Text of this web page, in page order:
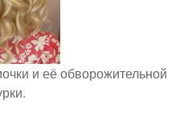
и её обворожительной